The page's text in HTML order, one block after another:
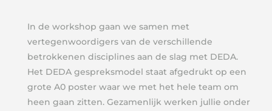
In de workshop gaan we samen met
vertegenwoordigers van de verschillende
betrokkenen disciplines aan de slag met DEDA.
Het DEDA gespreksmodel staat afgedrukt op een
grote A0 poster waar we met het hele team om
heen gaan zitten. Gezamenlijk werken jullie onder